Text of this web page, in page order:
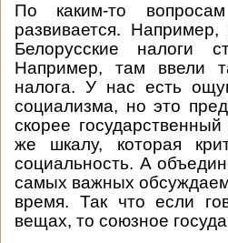
По каким-то
развивается.
Белорусские налоги
Например, там ввели
налога. У нас есть
социализма, но это
скорее
же шкалу, которая
социальность. А
самых важных
время. Так что если
вещах, то союзное